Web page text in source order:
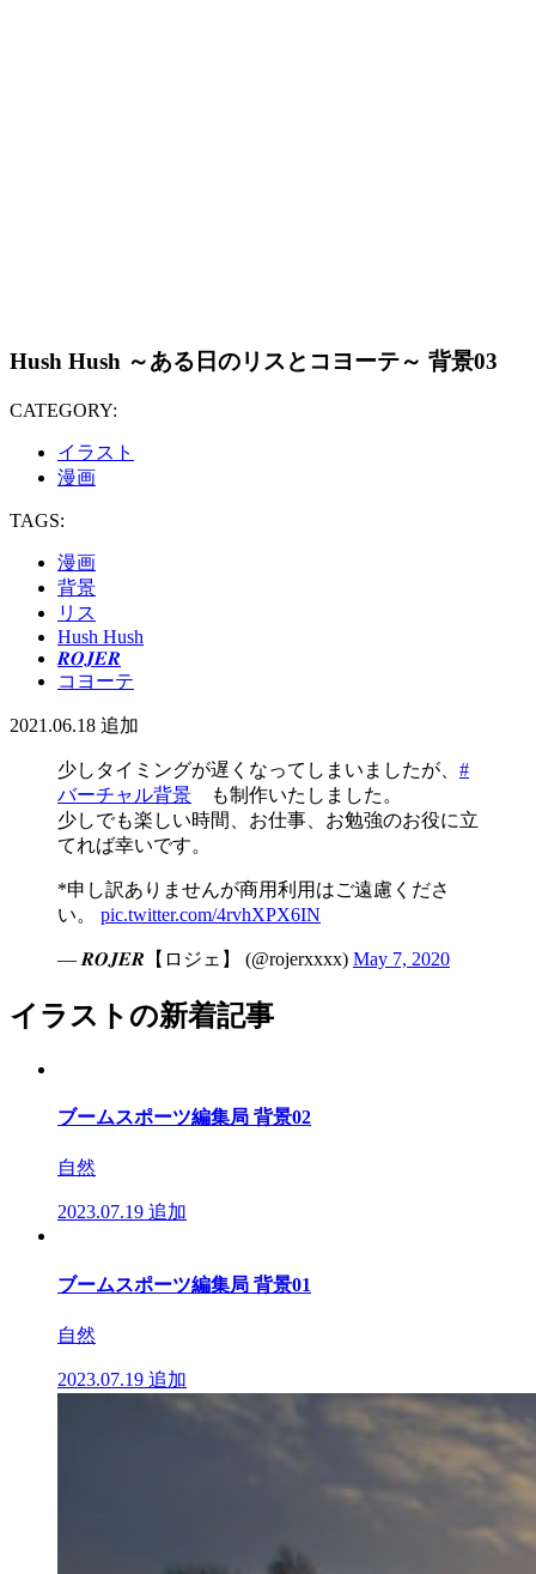
Hush Hush ～ある日のリスとコヨーテ～ 背景03
CATEGORY:
イラスト
漫画
TAGS:
漫画
背景
リス
Hush Hush
𝑹‌𝑶‌𝑱‌𝑬‌𝑹
コヨーテ
2021.06.18 追加
少しタイミングが遅くなってしまいましたが、 #
バーチャル背景 も制作いたしました。
少しでも楽しい時間、お仕事、お勉強のお役に立
てれば幸いです。
*申し訳ありませんが商用利用はご遠慮くださ
い。 pic.twitter.com/4rvhXPX6IN
— 𝑹‌𝑶‌𝑱‌𝑬‌𝑹【ロジェ】 (@rojerxxxx) May 7, 2020
イラストの新着記事
ブームスポーツ編集局 背景02
自然
2023.07.19 追加
ブームスポーツ編集局 背景01
自然
2023.07.19 追加